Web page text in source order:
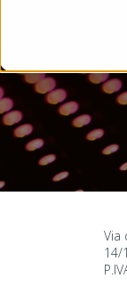
Via
14/